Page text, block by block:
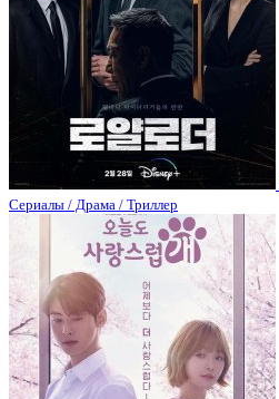
Сериалы / Драма / Триллер